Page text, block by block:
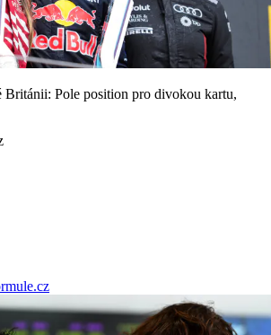
Británii: Pole position pro divokou kartu,